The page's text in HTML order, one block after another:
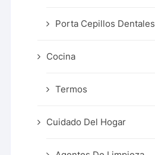
Porta Cepillos Dentales
Cocina
Termos
Cuidado Del Hogar